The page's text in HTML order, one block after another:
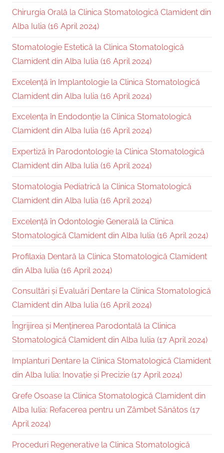
Chirurgia Orală la Clinica Stomatologică Clamident din
Alba Iulia (16 April 2024)
Stomatologie Estetică la Clinica Stomatologică
Clamident din Alba Iulia (16 April 2024)
Excelență în Implantologie la Clinica Stomatologică
Clamident din Alba Iulia (16 April 2024)
Excelența în Endodonție la Clinica Stomatologică
Clamident din Alba Iulia (16 April 2024)
Expertiză în Parodontologie la Clinica Stomatologică
Clamident din Alba Iulia (16 April 2024)
Stomatologia Pediatrică la Clinica Stomatologică
Clamident din Alba Iulia (16 April 2024)
Excelență în Odontologie Generală la Clinica
Stomatologică Clamident din Alba Iulia (16 April 2024)
Profilaxia Dentară la Clinica Stomatologică Clamident
din Alba Iulia (16 April 2024)
Consultări și Evaluări Dentare la Clinica Stomatologică
Clamident din Alba Iulia (16 April 2024)
Îngrijirea și Menținerea Parodontală la Clinica
Stomatologică Clamident din Alba Iulia (17 April 2024)
Implanturi Dentare la Clinica Stomatologică Clamident
din Alba Iulia: Inovație și Precizie (17 April 2024)
Grefe Osoase la Clinica Stomatologică Clamident din
Alba Iulia: Refacerea pentru un Zâmbet Sănătos (17
April 2024)
Proceduri Regenerative la Clinica Stomatologică